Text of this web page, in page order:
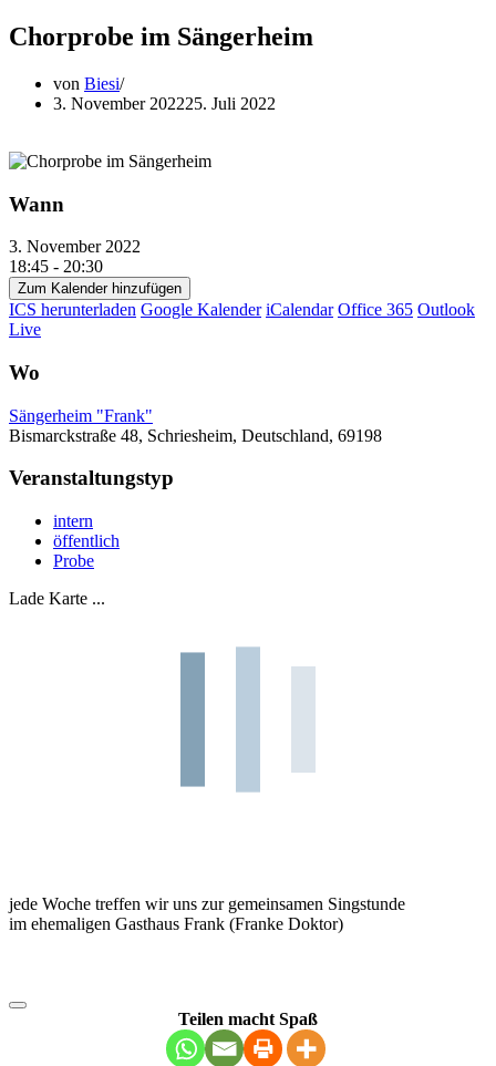
Chorprobe im Sängerheim
von Biesi
3. November 202225. Juli 2022
Wann
3. November 2022
18:45 - 20:30
Zum Kalender hinzufügen
ICS herunterladen Google Kalender iCalendar Office 365 Outlook
Live
Wo
Sängerheim "Frank"
Bismarckstraße 48, Schriesheim, Deutschland, 69198
Veranstaltungstyp
intern
öffentlich
Probe
Lade Karte ...
jede Woche treffen wir uns zur gemeinsamen Singstunde
im ehemaligen Gasthaus Frank (Franke Doktor)
Teilen macht Spaß